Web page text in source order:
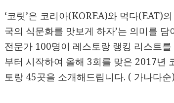
‘코릿’은 코리아(KOREA)와 먹다(EAT)
국의 식문화를 맛보게 하자’는 의미를
전문가 100명이 레스토랑 랭킹 리스트
부터 시작하여 올해 3회를 맞은 2017년
토랑 45곳을 소개해드립니다. ( 가나다